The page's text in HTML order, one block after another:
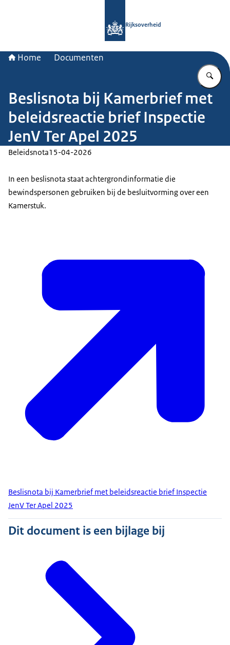
Rijksoverheid
Home Documenten
Beslisnota bij Kamerbrief met
beleidsreactie brief Inspectie
JenV Ter Apel 2025
Beleidsnota15-04-2026
In een beslisnota staat achtergrondinformatie die
bewindspersonen gebruiken bij de besluitvorming over een
Kamerstuk.
Beslisnota bij Kamerbrief met beleidsreactie brief Inspectie
JenV Ter Apel 2025
Dit document is een bijlage bij